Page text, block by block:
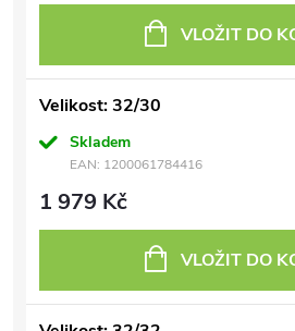
VLOŽIT DO
Velikost: 32/30
Skladem
EAN: 1200061784416
1 979 Kč
VLOŽIT DO